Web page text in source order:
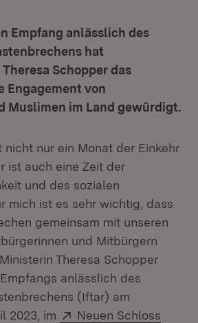
Empfang anlässlich des
hat
Schopper das
Engagement von
Muslimen im Land gewürdigt.
nicht nur ein Monat der Einkehr
ist auch eine Zeit der
und des sozialen
mich ist es sehr wichtig, dass
gemeinsam mit unseren
und Mitbürgern
Theresa Schopper
anlässlich des
(Iftar) am
2023, im
Extern:
Neuen Schloss